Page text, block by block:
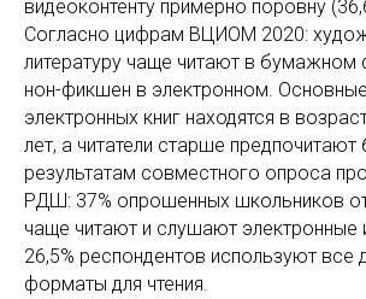
видеоконтенту примерно поровну
Согласно цифрам ВЦИОМ 2020:
литературу чаще читают в бумажном
нон-фикшен в электронном.
электронных книг находятся в
лет, а читатели старше предпочитают
результатам совместного опроса
РДШ: 37% опрошенных школьников
чаще читают и слушают электронные
26,5% респондентов используют все
форматы для чтения.